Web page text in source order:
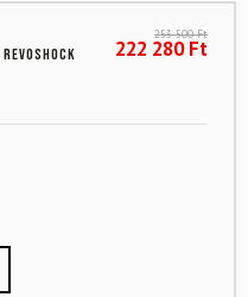
253 500Ft
222 280Ft